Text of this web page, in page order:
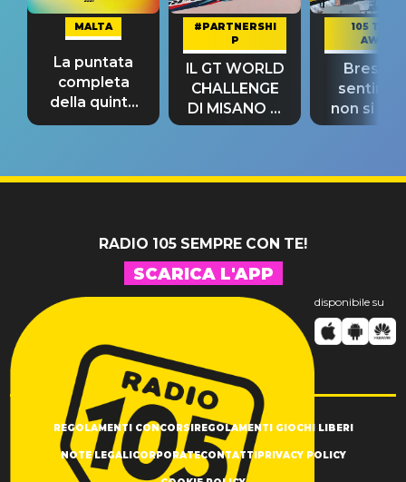
MALTA
La puntata
completa
della quinta
tappa
#PARTNERSHI
P
IL GT WORLD
CHALLENGE
DI MISANO si
riconferma
105 TAKE
AWAY
Bresh:
non si
fino alla
RADIO 105 SEMPRE CON TE!
SCARICA L'APP
disponibile su
REGOLAMENTI CONCORSIREGOLAMENTI GIOCHI LIBERI
NOTE LEGALICORPORATECONTATTIPRIVACY POLICY